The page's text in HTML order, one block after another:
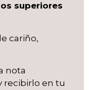
superiores
cariño,
nota
recibirlo en tu